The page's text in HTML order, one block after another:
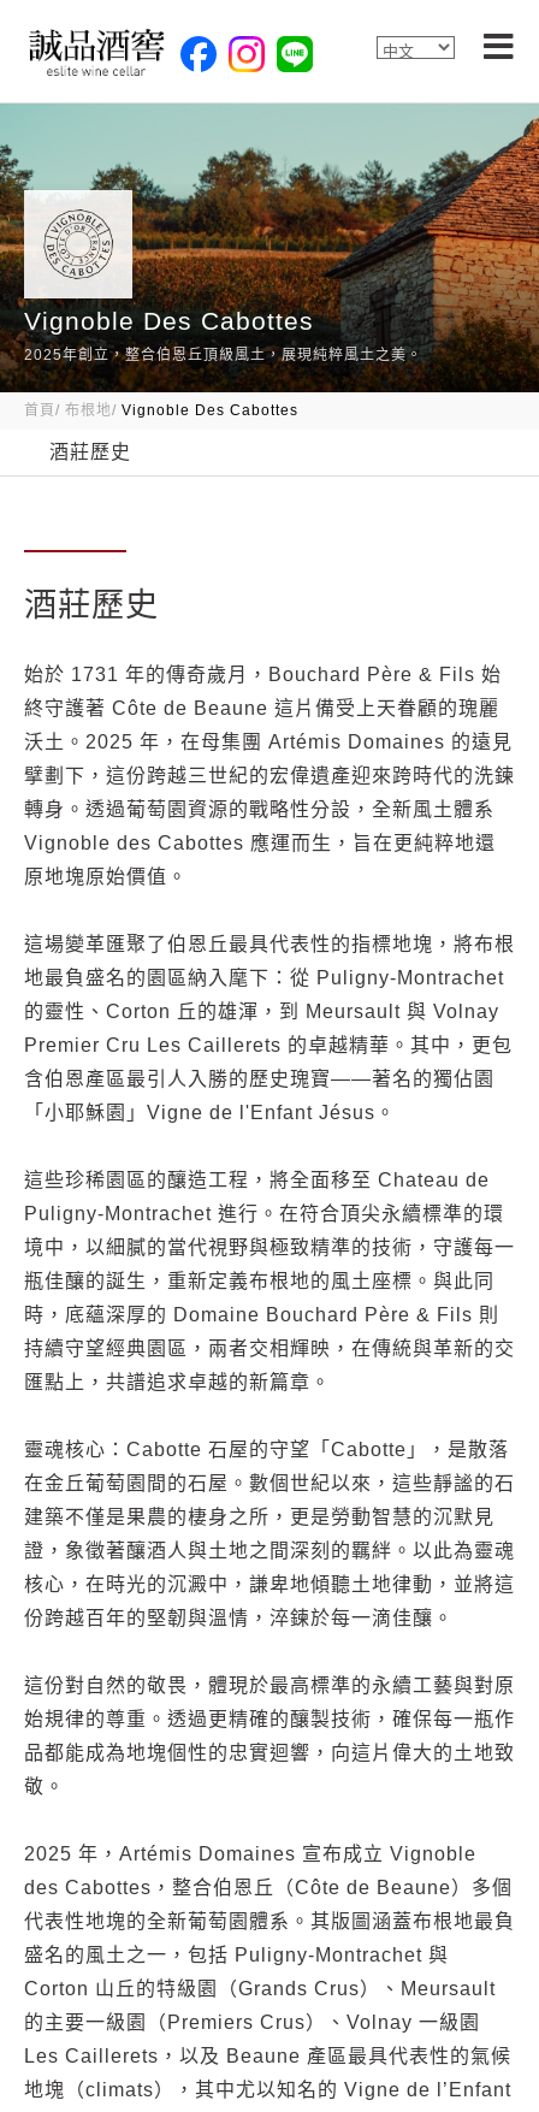
Vignoble Des Cabottes
2025年創立，整合伯恩丘頂級風土，展現純粹風土之美。
首頁 布根地 Vignoble Des Cabottes
酒莊歷史
酒莊歷史
始於 1731 年的傳奇歲月，Bouchard Père & Fils 始
終守護著 Côte de Beaune 這片備受上天眷顧的瑰麗
沃土。2025 年，在母集團 Artémis Domaines 的遠見
擘劃下，這份跨越三世紀的宏偉遺產迎來跨時代的洗鍊
轉身。透過葡萄園資源的戰略性分設，全新風土體系
Vignoble des Cabottes 應運而生，旨在更純粹地還
原地塊原始價值。
這場變革匯聚了伯恩丘最具代表性的指標地塊，將布根
地最負盛名的園區納入麾下：從 Puligny-Montrachet
的靈性、Corton 丘的雄渾，到 Meursault 與 Volnay
Premier Cru Les Caillerets 的卓越精華。其中，更包
含伯恩產區最引人入勝的歷史瑰寶——著名的獨佔園
「小耶穌園」Vigne de l'Enfant Jésus。
這些珍稀園區的釀造工程，將全面移至 Chateau de
Puligny-Montrachet 進行。在符合頂尖永續標準的環
境中，以細膩的當代視野與極致精準的技術，守護每一
瓶佳釀的誕生，重新定義布根地的風土座標。與此同
時，底蘊深厚的 Domaine Bouchard Père & Fils 則
持續守望經典園區，兩者交相輝映，在傳統與革新的交
匯點上，共譜追求卓越的新篇章。
靈魂核心：Cabotte 石屋的守望「Cabotte」，是散落
在金丘葡萄園間的石屋。數個世紀以來，這些靜謐的石
建築不僅是果農的棲身之所，更是勞動智慧的沉默見
證，象徵著釀酒人與土地之間深刻的羈絆。以此為靈魂
核心，在時光的沉澱中，謙卑地傾聽土地律動，並將這
份跨越百年的堅韌與溫情，淬鍊於每一滴佳釀。
這份對自然的敬畏，體現於最高標準的永續工藝與對原
始規律的尊重。透過更精確的釀製技術，確保每一瓶作
品都能成為地塊個性的忠實迴響，向這片偉大的土地致
敬。
2025 年，Artémis Domaines 宣布成立 Vignoble
des Cabottes，整合伯恩丘（Côte de Beaune）多個
代表性地塊的全新葡萄園體系。其版圖涵蓋布根地最負
盛名的風土之一，包括 Puligny-Montrachet 與
Corton 山丘的特級園（Grands Crus）、Meursault
的主要一級園（Premiers Crus）、Volnay 一級園
Les Caillerets，以及 Beaune 產區最具代表性的氣候
地塊（climats），其中尤以知名的 Vigne de l’Enfant